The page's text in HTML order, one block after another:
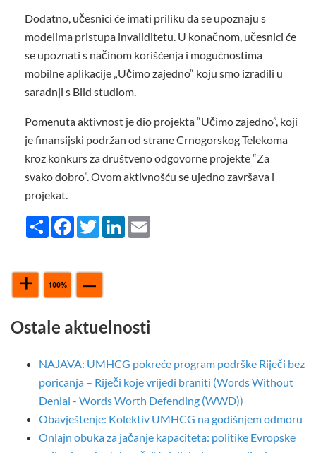
Dodatno, učesnici će imati priliku da se upoznaju s
modelima pristupa invaliditetu. U konačnom, učesnici će
se upoznati s načinom korišćenja i mogućnostima
mobilne aplikacije „Učimo zajedno“ koju smo izradili u
saradnji s Bild studiom.
Pomenuta aktivnost je dio projekta “Učimo zajedno”, koji
je finansijski podržan od strane Crnogorskog Telekoma
kroz konkurs za društveno odgovorne projekte “Za
svako dobro”. Ovom aktivnošću se ujedno završava i
projekat.
Share FacebookTwitterLinkedIn
Ostale aktuelnosti
NAJAVA: UMHCG pokreće program podrške Riječi bez
poricanja – Riječi koje vrijedi braniti (Words Without
Denial - Words Worth Defending (WWD))
Obavještenje: Kolektiv UMHCG na godišnjem odmoru
Onlajn obuka za jačanje kapaciteta: politike Evropske